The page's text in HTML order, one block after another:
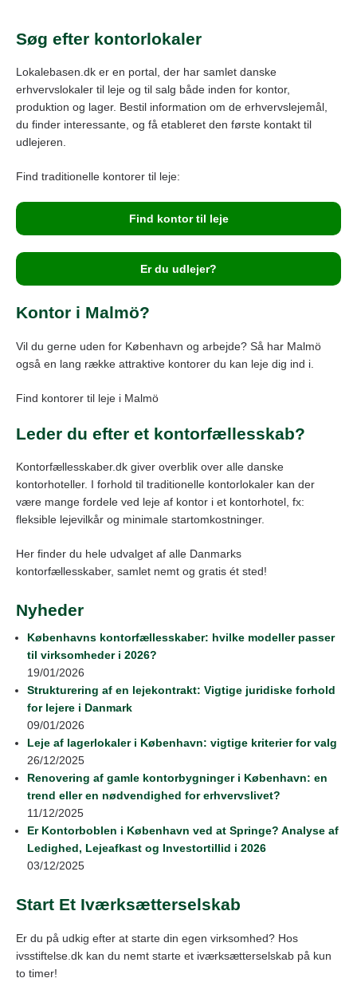
Søg efter kontorlokaler
Lokalebasen.dk er en portal, der har samlet danske
erhvervslokaler til leje og til salg både inden for kontor,
produktion og lager. Bestil information om de erhvervslejemål,
du finder interessante, og få etableret den første kontakt til
udlejeren.
Find traditionelle kontorer til leje:
Find kontor til leje
Er du udlejer?
Kontor i Malmö?
Vil du gerne uden for København og arbejde? Så har Malmö
også en lang række attraktive kontorer du kan leje dig ind i.
Find kontorer til leje i Malmö
Leder du efter et kontorfællesskab?
Kontorfællesskaber.dk giver overblik over alle danske
kontorhoteller. I forhold til traditionelle kontorlokaler kan der
være mange fordele ved leje af kontor i et kontorhotel, fx:
fleksible lejevilkår og minimale startomkostninger.
Her finder du hele udvalget af alle Danmarks
kontorfællesskaber, samlet nemt og gratis ét sted!
Nyheder
Københavns kontorfællesskaber: hvilke modeller passer
til virksomheder i 2026?
19/01/2026
Strukturering af en lejekontrakt: Vigtige juridiske forhold
for lejere i Danmark
09/01/2026
Leje af lagerlokaler i København: vigtige kriterier for valg
26/12/2025
Renovering af gamle kontorbygninger i København: en
trend eller en nødvendighed for erhvervslivet?
11/12/2025
Er Kontorboblen i København ved at Springe? Analyse af
Ledighed, Lejeafkast og Investortillid i 2026
03/12/2025
Start Et Iværksætterselskab
Er du på udkig efter at starte din egen virksomhed? Hos
ivsstiftelse.dk kan du nemt starte et iværksætterselskab på kun
to timer!